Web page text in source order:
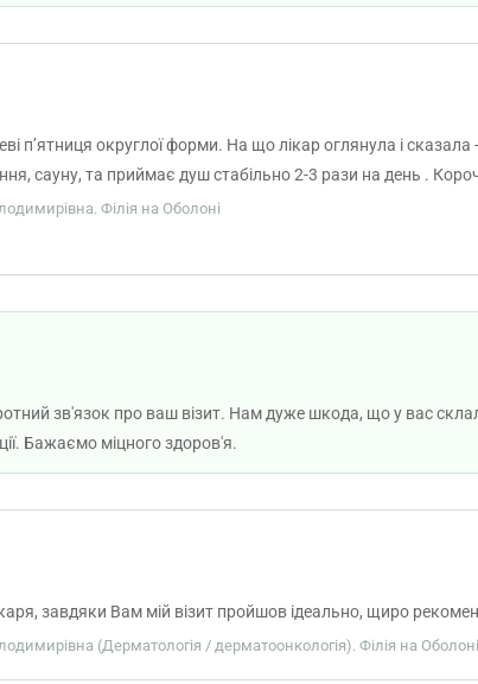
пʼятниця округлої форми. На що лікар оглянула і
сауну, та приймає душ стабільно 2-3 рази на день .
Філія на Оболоні
зв'язок про ваш візит. Нам дуже шкода, що у вас
Бажаємо міцного здоров'я.
завдяки Вам мій візит пройшов ідеально, щиро
(Дерматологія / дерматоонкологія). Філія на Оболоні